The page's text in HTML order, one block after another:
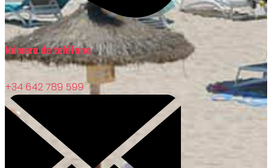
Número de teléfono
+34 642 789 599